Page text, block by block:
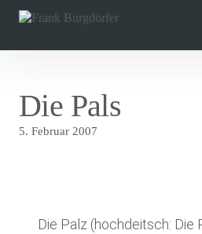
überspringen
Die Pals
5. Februar 2007
Die Palz (hochdeitsch: Die